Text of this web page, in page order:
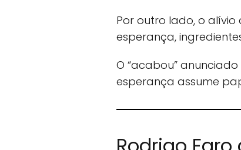
Por outro lado, o
esperança,
O “acabou”
esperança assume